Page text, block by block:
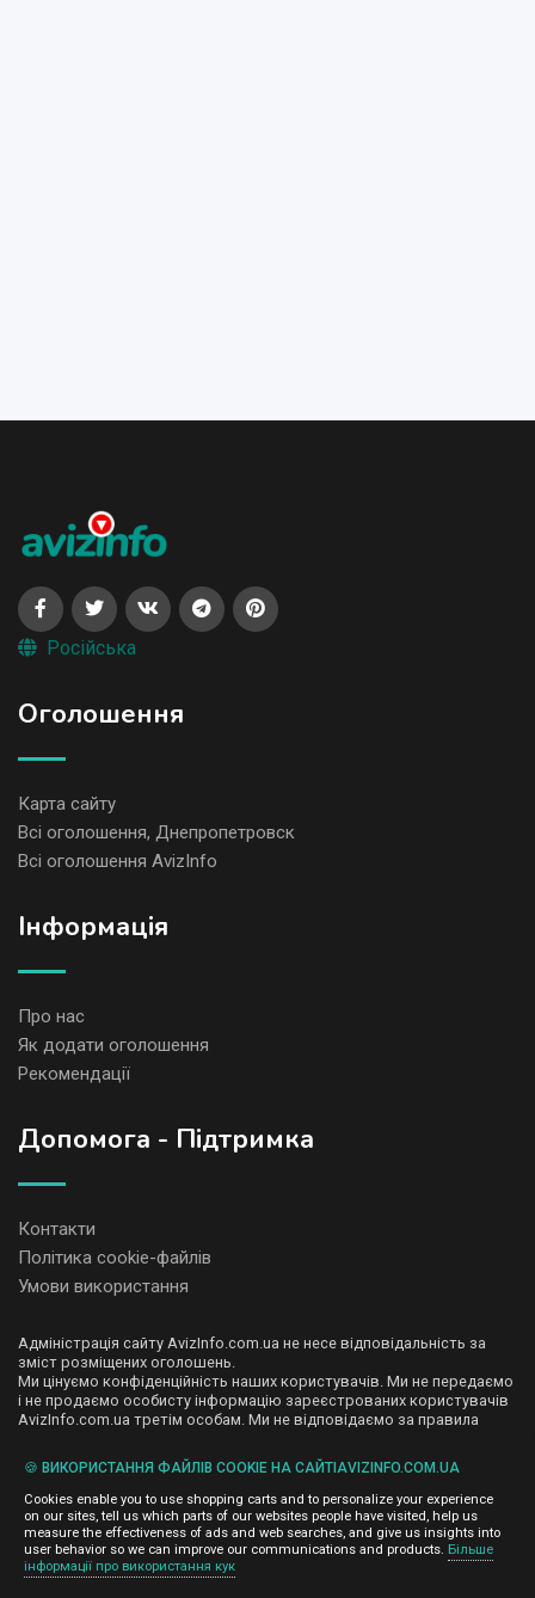
Російська
Оголошення
Карта сайту
Всі оголошення, Днепропетровск
Всі оголошення AvizInfo
Iнформація
Про нас
Як додати оголошення
Рекомендації
Допомога - Підтримка
Контакти
Політика cookie-файлів
Умови використання
Адміністрація сайту AvizInfo.com.ua не несе відповідальність за
зміст розміщених оголошень.
Ми цінуємо конфіденційність наших користувачів. Ми не передаємо
і не продаємо особисту інформацію зареєстрованих користувачів
AvizInfo.com.ua третім особам. Ми не відповідаємо за правила
деяких сторінках нашого сайту представлена реклама Google
Adsense Advertising Network. Щоб дізнатися детальніше про
правила конфіденційності Googleнатисніть тут.
🍪 ВИКОРИСТАННЯ ФАЙЛІВ COOKIE НА САЙТІAVIZINFO.COM.UA
Cookies enable you to use shopping carts and to personalize your experience
on our sites, tell us which parts of our websites people have visited, help us
measure the effectiveness of ads and web searches, and give us insights into
user behavior so we can improve our communications and products. Більше
інформації про використання кук